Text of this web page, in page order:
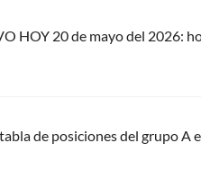
HOY 20 de mayo del 2026:
de posiciones del grupo A